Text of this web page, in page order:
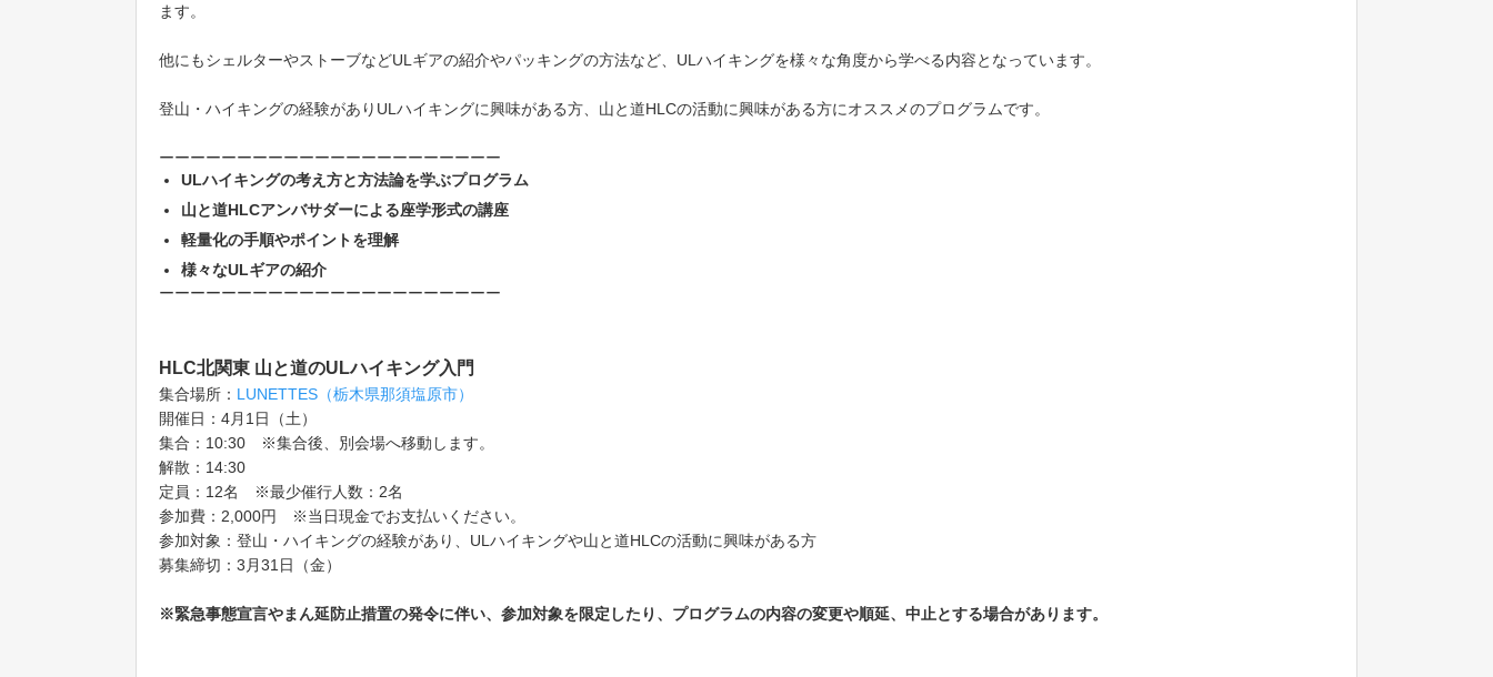
ます。
他にもシェルターやストーブなどULギアの紹介やパッキングの方法など、ULハイキングを様々な角度から学べる内容となっています。
登山・ハイキングの経験がありULハイキングに興味がある方、山と道HLCの活動に興味がある方にオススメのプログラムです。
ーーーーーーーーーーーーーーーーーーーーーー
ULハイキングの考え方と方法論を学ぶプログラム
山と道HLCアンバサダーによる座学形式の講座
軽量化の手順やポイントを理解
様々なULギアの紹介
ーーーーーーーーーーーーーーーーーーーーーー
HLC北関東 山と道のULハイキング入門
集合場所： LUNETTES （栃木県那須塩原市）
開催日：4月1日（土）
集合：10:30 ※集合後、別会場へ移動します。
解散：14:30
定員：12名 ※最少催行人数：2名
参加費：2,000円 ※当日現金でお支払いください。
参加対象：登山・ハイキングの経験があり、ULハイキングや山と道HLCの活動に興味がある方
募集締切：3月31日（金）
※緊急事態宣言やまん延防止措置の発令に伴い、参加対象を限定したり、プログラムの内容の変更や順延、中止とする場合があります。